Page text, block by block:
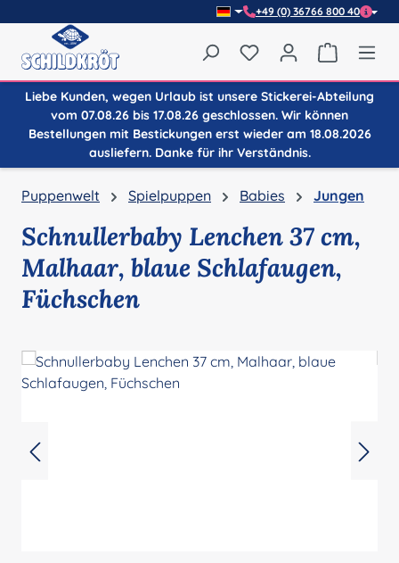
+49 (0) 36766 800 40
Du hast 0 Produkte
Liebe Kunden, wegen Urlaub ist unsere Stickerei-Abteilung
vom 07.08.26 bis 17.08.26 geschlossen. Wir können
Bestellungen mit Bestickungen erst wieder am 18.08.2026
ausliefern. Danke für ihr Verständnis.
Puppenwelt Spielpuppen Babies Jungen
Schnullerbaby Lenchen 37 cm,
Malhaar, blaue Schlafaugen,
Füchschen